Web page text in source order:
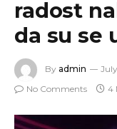
radost
da su se
By admin
No Comments
4